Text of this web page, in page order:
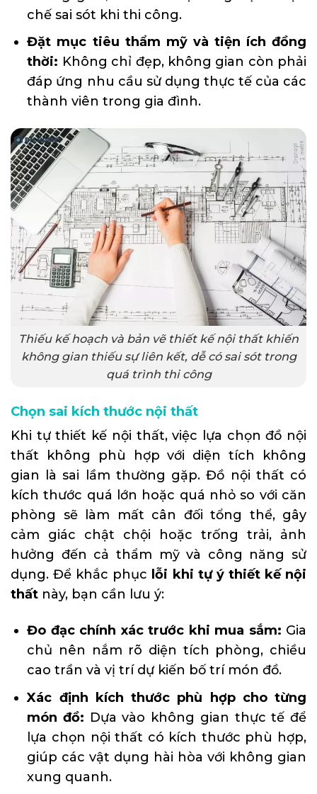
chế sai sót khi thi công.
Đặt mục tiêu thẩm mỹ và tiện ích đồng
thời: Không chỉ đẹp, không gian còn phải
đáp ứng nhu cầu sử dụng thực tế của các
thành viên trong gia đình.
Thiếu kế hoạch và bản vẽ thiết kế nội thất khiến
không gian thiếu sự liên kết, dễ có sai sót trong
quá trình thi công
Chọn sai kích thước nội thất
Khi tự thiết kế nội thất, việc lựa chọn đồ nội
thất không phù hợp với diện tích không
gian là sai lầm thường gặp. Đồ nội thất có
kích thước quá lớn hoặc quá nhỏ so với căn
phòng sẽ làm mất cân đối tổng thể, gây
cảm giác chật chội hoặc trống trải, ảnh
hưởng đến cả thẩm mỹ và công năng sử
dụng. Để khắc phục lỗi khi tự ý thiết kế nội
thất này, bạn cần lưu ý:
Đo đạc chính xác trước khi mua sắm: Gia
chủ nên nắm rõ diện tích phòng, chiều
cao trần và vị trí dự kiến bố trí món đồ.
Xác định kích thước phù hợp cho từng
món đồ: Dựa vào không gian thực tế để
lựa chọn nội thất có kích thước phù hợp,
giúp các vật dụng hài hòa với không gian
xung quanh.